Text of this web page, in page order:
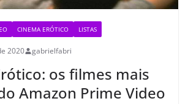
CINEMA ERÓTICO LISTAS
2020 gabrielfabri
os filmes mais
Amazon Prime Video